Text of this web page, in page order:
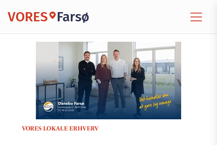
VORES Farsø
VORES LOKALE ERHVERV